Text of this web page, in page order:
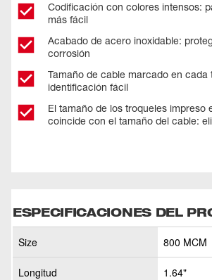
Codificación con colores intensos:
más fácil
Acabado de acero inoxidable:
corrosión
Tamaño de cable marcado en cada
identificación fácil
El tamaño de los troqueles impreso
coincide con el tamaño del cable:
ESPECIFICACIONES DEL
Size 800 MCM
Longitud 1.64"